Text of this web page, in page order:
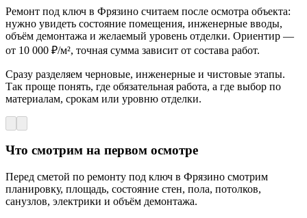
Ремонт под ключ в Фрязино считаем после осмотра объекта:
нужно увидеть состояние помещения, инженерные вводы,
объём демонтажа и желаемый уровень отделки. Ориентир —
от 10 000 ₽/м², точная сумма зависит от состава работ.
Сразу разделяем черновые, инженерные и чистовые этапы.
Так проще понять, где обязательная работа, а где выбор по
материалам, срокам или уровню отделки.
Что смотрим на первом осмотре
Перед сметой по ремонту под ключ в Фрязино смотрим
планировку, площадь, состояние стен, пола, потолков,
санузлов, электрики и объём демонтажа.